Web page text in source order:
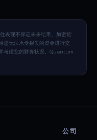
表现不保证未来结果。加密货
您无法承受损失的资金进行交
考虑您的财务状况。Quantum
公司